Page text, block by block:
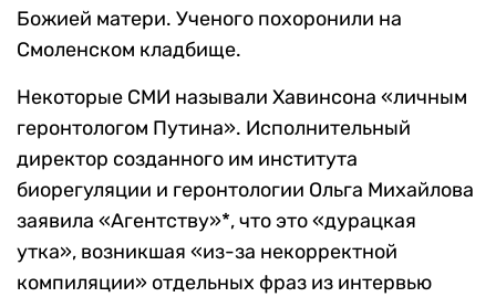
Божией матери. Ученого похоронили на
Смоленском кладбище.
Некоторые СМИ называли Хавинсона «личным
геронтологом Путина». Исполнительный
директор созданного им института
биорегуляции и геронтологии Ольга Михайлова
заявила «Агентству»*, что это «дурацкая
утка», возникшая «из-за некорректной
компиляции» отдельных фраз из интервью